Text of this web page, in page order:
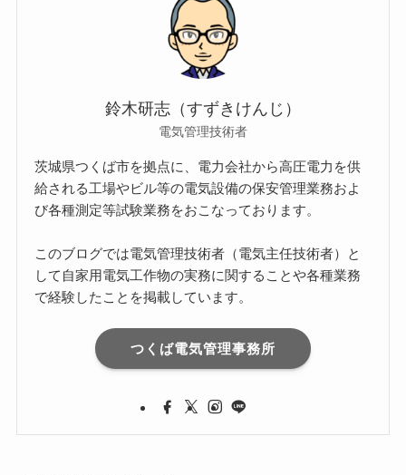
鈴木研志（すずきけんじ）
電気管理技術者
茨城県つくば市を拠点に、電力会社から高圧電力を供
給される工場やビル等の電気設備の保安管理業務およ
び各種測定等試験業務をおこなっております。
このブログでは電気管理技術者（電気主任技術者）と
して自家用電気工作物の実務に関することや各種業務
で経験したことを掲載しています。
つくば電気管理事務所